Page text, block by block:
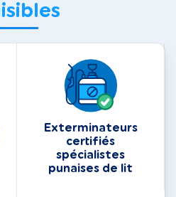
Exterminateurs
certifiés
spécialistes
punaises de lit